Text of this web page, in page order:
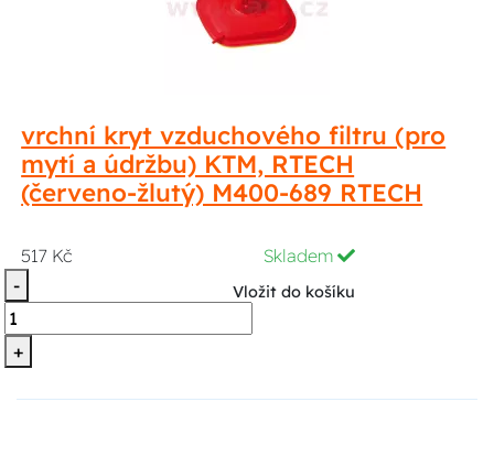
vrchní kryt vzduchového filtru (pro
mytí a údržbu) KTM, RTECH
(červeno-žlutý) M400-689 RTECH
517 Kč
Skladem
-
+
Vložit do košíku